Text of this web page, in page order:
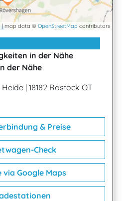
| map data © OpenStreetMap contributors
in der Nähe
der Nähe
| 18182 Rostock OT
& Preise
Check
via Google Maps